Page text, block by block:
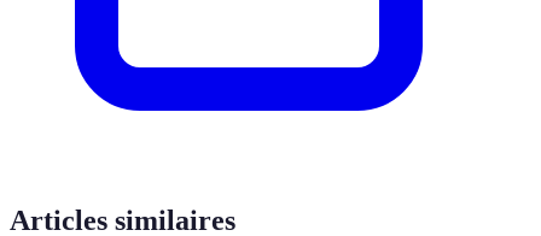
Articles similaires